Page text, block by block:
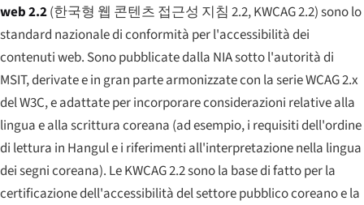
web 2.2(한국형 웹 콘텐츠 접근성 지침 2.2, KWCAG 2.2) sono lo
standard nazionale di conformità per l'accessibilità dei
contenuti web. Sono pubblicate dalla NIA sotto l'autorità di
MSIT, derivate e in gran parte armonizzate con la serie WCAG 2.x
del W3C, e adattate per incorporare considerazioni relative alla
lingua e alla scrittura coreana (ad esempio, i requisiti dell'ordine
di lettura in Hangul e i riferimenti all'interpretazione nella lingua
dei segni coreana). Le KWCAG 2.2 sono la base di fatto per la
certificazione dell'accessibilità del settore pubblico coreano e la